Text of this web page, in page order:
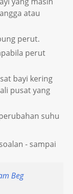
atau
perut.
perut
bayi kering
pusat yang
suhu
- sampai
Beg